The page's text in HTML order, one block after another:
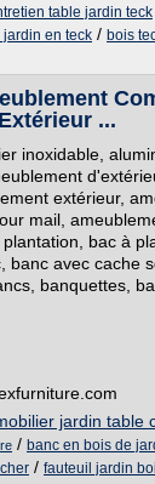
table jardin teck
en teck / bois
...
inoxidable,
extérieur,
mail,
bac à
banc avec cache
banquettes,
jardin table
/ banc en bois de
/ fauteuil jardin